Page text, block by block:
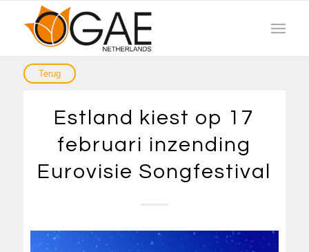
Estland kiest op 17
februari inzending
Eurovisie Songfestival